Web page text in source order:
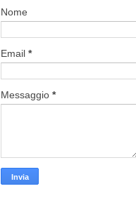
Nome
Email *
Messaggio *